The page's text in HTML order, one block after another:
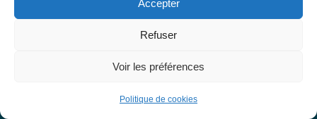
Accepter
Refuser
Voir les préférences
Politique de cookies
Base de données EBMT Registry